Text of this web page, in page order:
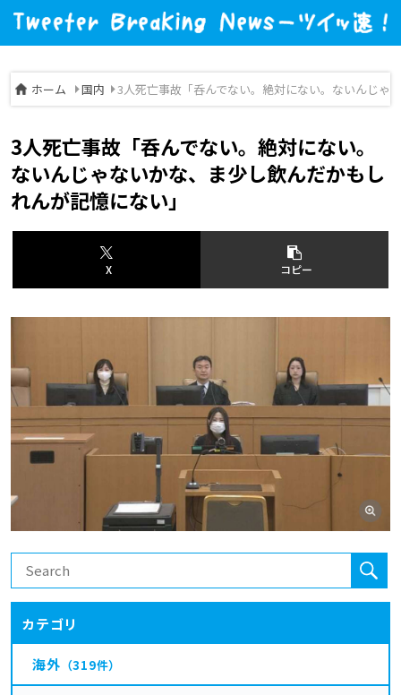
ホーム 国内 3人死亡事故「呑んでない。絶対にない。ないんじゃ
3人死亡事故「呑んでない。絶対にない。
ないんじゃないかな、ま少し飲んだかもし
れんが記憶にない」
X コピー
カテゴリ
海外 （319件）